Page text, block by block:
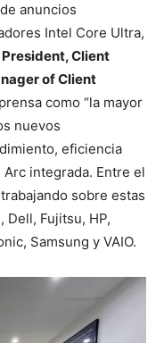
anuncios
Intel Core Ultra,
Client
of Client
como “la mayor
nuevos
eficiencia
integrada. Entre el
sobre estas
Dell, Fujitsu, HP,
Samsung y VAIO.